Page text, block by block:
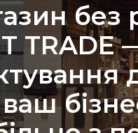
без
TRADE